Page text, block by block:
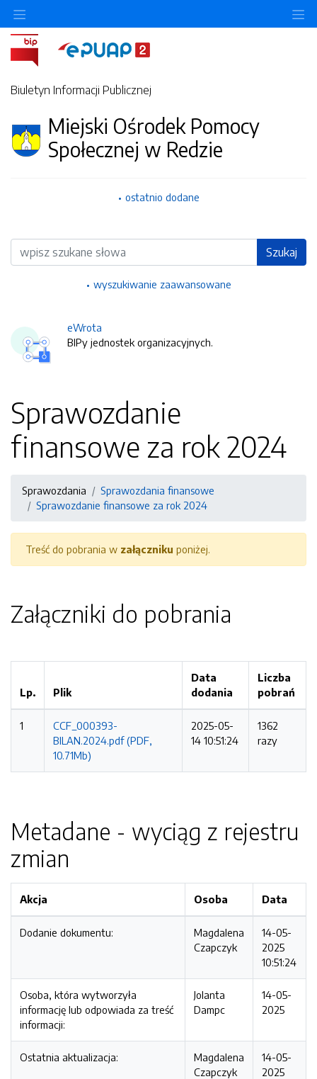
Biuletyn Informacji Publicznej
Miejski Ośrodek Pomocy
Społecznej w Redzie
ostatnio dodane
Wyszukiwarka Szukaj
wyszukiwanie zaawansowane
eWrota
BIPy jednostek organizacyjnych.
Sprawozdanie
finansowe za rok 2024
Sprawozdania
Sprawozdania finansowe
Sprawozdanie finansowe za rok 2024
Treść do pobrania w załączniku poniżej.
Załączniki do pobrania
Lp. Plik
Data
dodania
Liczba
pobrań
1
CCF_000393-
BILAN.2024.pdf (PDF,
10.71Mb)
2025-05-
14 10:51:24
1362
razy
Metadane - wyciąg z rejestru
zmian
Akcja Osoba Data
Dodanie dokumentu:
Magdalena
Czapczyk
14-05-
2025
10:51:24
Osoba, która wytworzyła
informację lub odpowiada za treść
informacji:
Jolanta
Dampc
14-05-
2025
Ostatnia aktualizacja:
Magdalena
Czapczyk
14-05-
2025